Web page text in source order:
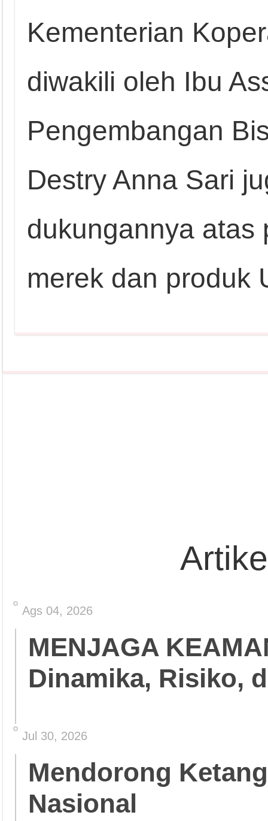
Kementerian
diwakili oleh Ibu
Pengembangan
Destry Anna Sari
dukungannya atas
merek dan produk
Ags 04, 2026
MENJAGA
Dinamika, Risiko,
Jul 30, 2026
Mendorong
Nasional